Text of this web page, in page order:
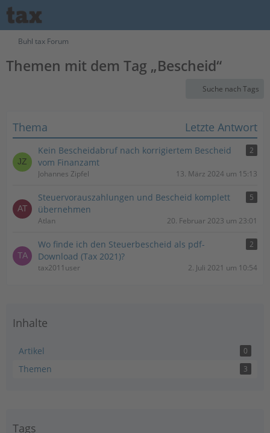
Buhl tax Forum
Themen mit dem Tag „Bescheid“
Suche nach Tags
Thema Letzte Antwort
Kein Bescheidabruf nach korrigiertem Bescheid
vom Finanzamt
2
Johannes Zipfel 13. März 2024 um 15:13
Steuervorauszahlungen und Bescheid komplett
übernehmen
5
Atlan 20. Februar 2023 um 23:01
Wo finde ich den Steuerbescheid als pdf-
Download (Tax 2021)?
2
tax2011user 2. Juli 2021 um 10:54
Inhalte
Artikel 0
Themen 3
Tags